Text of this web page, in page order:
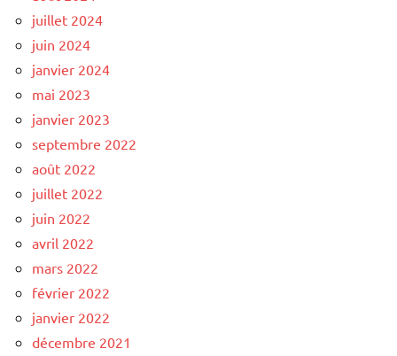
juillet 2024
juin 2024
janvier 2024
mai 2023
janvier 2023
septembre 2022
août 2022
juillet 2022
juin 2022
avril 2022
mars 2022
février 2022
janvier 2022
décembre 2021